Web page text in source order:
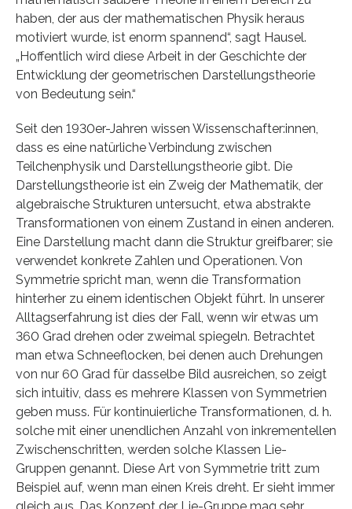
haben, der aus der mathematischen Physik heraus
motiviert wurde, ist enorm spannend“, sagt Hausel.
„Hoffentlich wird diese Arbeit in der Geschichte der
Entwicklung der geometrischen Darstellungstheorie
von Bedeutung sein.“
Seit den 1930er-Jahren wissen Wissenschafter:innen,
dass es eine natürliche Verbindung zwischen
Teilchenphysik und Darstellungstheorie gibt. Die
Darstellungstheorie ist ein Zweig der Mathematik, der
algebraische Strukturen untersucht, etwa abstrakte
Transformationen von einem Zustand in einen anderen.
Eine Darstellung macht dann die Struktur greifbarer; sie
verwendet konkrete Zahlen und Operationen. Von
Symmetrie spricht man, wenn die Transformation
hinterher zu einem identischen Objekt führt. In unserer
Alltagserfahrung ist dies der Fall, wenn wir etwas um
360 Grad drehen oder zweimal spiegeln. Betrachtet
man etwa Schneeflocken, bei denen auch Drehungen
von nur 60 Grad für dasselbe Bild ausreichen, so zeigt
sich intuitiv, dass es mehrere Klassen von Symmetrien
geben muss. Für kontinuierliche Transformationen, d. h.
solche mit einer unendlichen Anzahl von inkrementellen
Zwischenschritten, werden solche Klassen Lie-
Gruppen genannt. Diese Art von Symmetrie tritt zum
Beispiel auf, wenn man einen Kreis dreht. Er sieht immer